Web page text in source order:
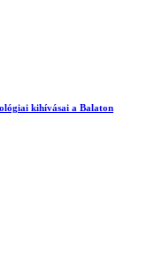
kihívásai a Balaton